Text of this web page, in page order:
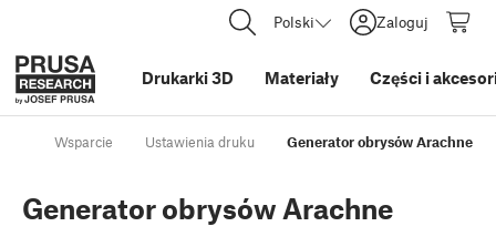
Polski Zaloguj
Drukarki 3D Materiały Części i
Wsparcie Ustawienia druku Generator obrysów Arachne
Generator obrysów Arachne